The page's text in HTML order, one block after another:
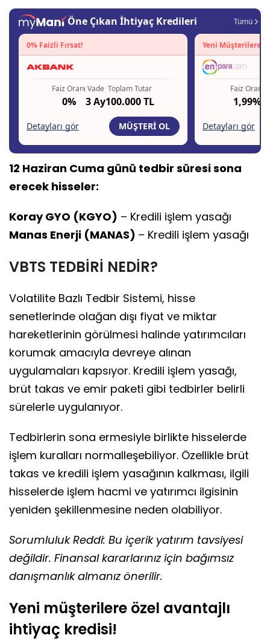
12 Haziran Cuma günü tedbir süresi sona
erecek hisseler:
Koray GYO (KGYO) – Kredili işlem yasağı
Manas Enerji (MANAS) – Kredili işlem yasağı
VBTS TEDBİRİ NEDİR?
Volatilite Bazlı Tedbir Sistemi, hisse
senetlerinde olağan dışı fiyat ve miktar
hareketlerinin görülmesi halinde yatırımcıları
korumak amacıyla devreye alınan
uygulamaları kapsıyor. Kredili işlem yasağı,
brüt takas ve emir paketi gibi tedbirler belirli
sürelerle uygulanıyor.
Tedbirlerin sona ermesiyle birlikte hisselerde
işlem kuralları normalleşebiliyor. Özellikle brüt
takas ve kredili işlem yasağının kalkması, ilgili
hisselerde işlem hacmi ve yatırımcı ilgisinin
yeniden şekillenmesine neden olabiliyor.
Sorumluluk Reddi: Bu içerik yatırım tavsiyesi
değildir. Finansal kararlarınız için bağımsız
danışmanlık almanız önerilir.
Yeni müşterilere özel avantajlı
ihtiyaç kredisi!